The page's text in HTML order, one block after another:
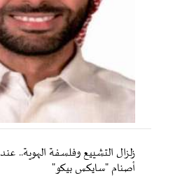
زلزال التشييع وفلسفة الهوية..
أصنام "سايكس بيكو"